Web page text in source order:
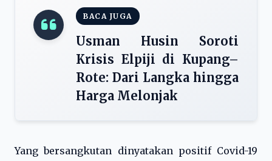
BACA JUGA
Usman Husin Soroti
Krisis Elpiji di Kupang–
Rote: Dari Langka hingga
Harga Melonjak
Yang bersangkutan dinyatakan positif Covid-19